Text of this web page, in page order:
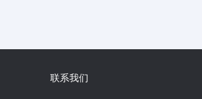
联系我们